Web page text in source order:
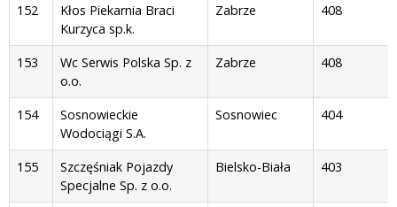
152
Kłos Piekarnia Braci
Kurzyca sp.k.
Zabrze 408
153
Wc Serwis Polska Sp. z
o.o.
Zabrze 408
154
Sosnowieckie
Wodociągi S.A.
Sosnowiec 404
155
Szczęśniak Pojazdy
Specjalne Sp. z o.o.
Bielsko-Biała 403